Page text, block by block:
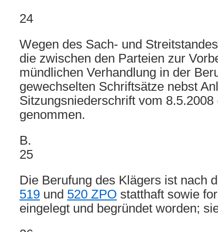
24
Wegen des Sach- und
die zwischen den Parteien zur
mündlichen Verhandlung in der
gewechselten Schriftsätze nebst
Sitzungsniederschrift vom
genommen.
B.
25
Die Berufung des Klägers ist nach
519 und 520 ZPO statthaft sowie
eingelegt und begründet worden;